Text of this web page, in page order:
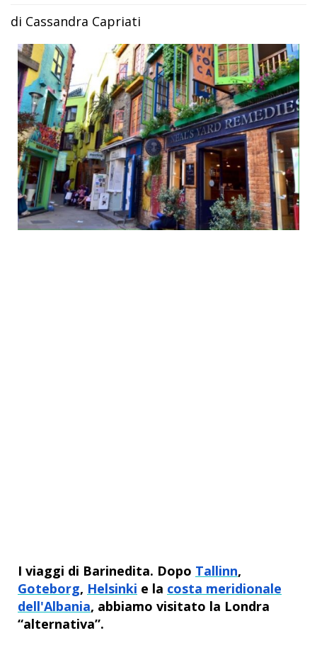
di Cassandra Capriati
I viaggi di Barinedita. Dopo Tallinn,
Goteborg, Helsinki e la costa meridionale
dell'Albania, abbiamo visitato la Londra
“alternativa”.